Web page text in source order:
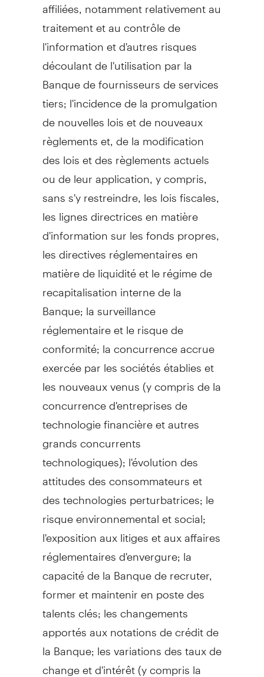
traitement et au contrôle de
l'information et d'autres risques
découlant de l'utilisation par la
Banque de fournisseurs de services
tiers; l'incidence de la promulgation
de nouvelles lois et de nouveaux
règlements et, de la modification
des lois et des règlements actuels
ou de leur application, y compris,
sans s'y restreindre, les lois fiscales,
les lignes directrices en matière
d'information sur les fonds propres,
les directives réglementaires en
matière de liquidité et le régime de
recapitalisation interne de la
Banque; la surveillance
réglementaire et le risque de
conformité; la concurrence accrue
exercée par les sociétés établies et
les nouveaux venus (y compris de la
concurrence d'entreprises de
technologie financière et autres
grands concurrents
technologiques); l'évolution des
attitudes des consommateurs et
des technologies perturbatrices; le
risque environnemental et social;
l'exposition aux litiges et aux affaires
réglementaires d'envergure; la
capacité de la Banque de recruter,
former et maintenir en poste des
talents clés; les changements
apportés aux notations de crédit de
la Banque; les variations des taux de
change et d'intérêt (y compris la